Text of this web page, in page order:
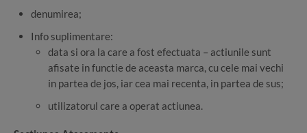
denumirea;
Info suplimentare:
data si ora la care a fost efectuata – actiunile sunt
afisate in functie de aceasta marca, cu cele mai vechi
in partea de jos, iar cea mai recenta, in partea de sus;
utilizatorul care a operat actiunea.